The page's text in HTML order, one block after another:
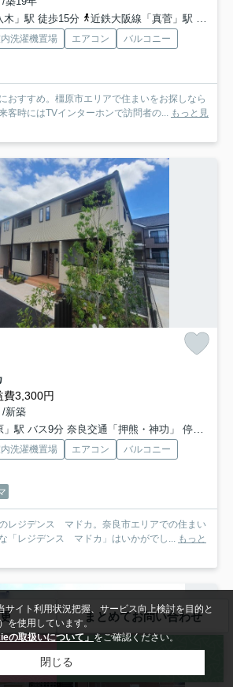
木」駅 徒歩15分
近鉄大阪線「真菅」駅 徒歩18分
洗濯機置場 エアコン
バルコニー
おすすめ。橿原市エリアで住まいをお探しなら
客時にはTVインターホンで訪問者の... もっと見
費3,300円
/新築
駅 バス9分 奈良交通「押熊・神功」 停歩11分
洗濯機置場 エアコン
バルコニー
レジデンス マドカ。奈良市エリアでの住まい
「レジデンス マドカ」はいかがでし... もっと
まとめてお問い合わせ
お問い合わせ
サイト利用状況把握、サービス向上検討を目的と
を使用しています。
の取扱いについて」 をご確認ください。
閉じる